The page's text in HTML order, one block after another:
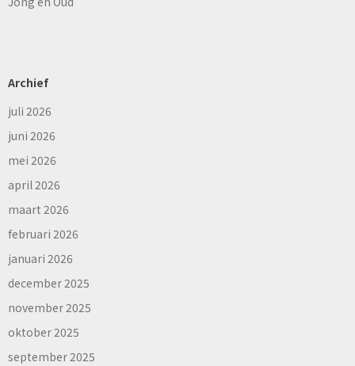
Archief
juli 2026
juni 2026
mei 2026
april 2026
maart 2026
februari 2026
januari 2026
december 2025
november 2025
oktober 2025
september 2025